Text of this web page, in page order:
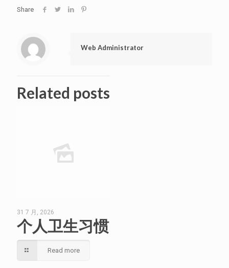
Share
Web Administrator
Related posts
31 7 月, 2026
个人卫生习惯
Read more